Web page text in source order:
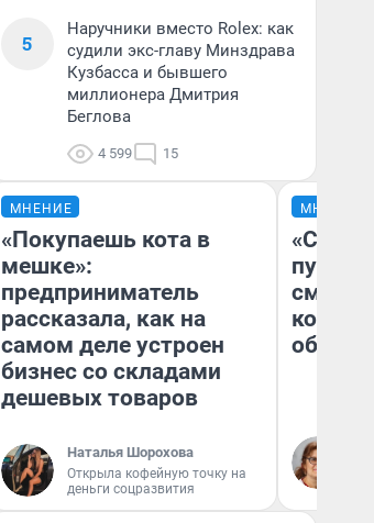
5
Наручники вместо Rolex: как
судили экс-главу Минздрава
Кузбасса и бывшего
миллионера Дмитрия
Беглова
4 599 15
МНЕНИЕ
«Покупаешь кота в
мешке»:
предприниматель
рассказала, как на
самом деле устроен
бизнес со складами
дешевых товаров
Наталья Шорохова
Открыла кофейную точку на
деньги соцразвития
МНЕНИЕ